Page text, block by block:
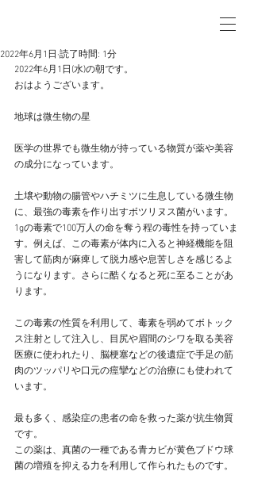
2022年6月1日 読了時間: 1分
2022年6月1日(水)の朝です。
おはようございます。
地球は微生物の星
医学の世界でも微生物が持っている物質が薬や美容
の成分になっています。
土壌や動物の腸管やハチミツに生息している微生物
に、最強の毒素を作り出すボツリヌス菌がいます。
1gの毒素で100万人の命を奪う程の毒性を持っていま
す。例えば、この毒素が体内に入ると神経機能を阻
害して筋肉が麻痺して脱力感や息苦しさを感じるよ
うになります。さらに酷くなると死に至ることがあ
ります。
この毒素の性質を利用して、毒素を弱めてボトック
ス注射として注入し、目尻や眉間のシワを取る美容
医療に使われたり、脳梗塞などの後遺症で手足の筋
肉のツッパリや口元の痙攣などの治療にも使われて
います。
最も多く、感染症の患者の命を救った薬が抗生物質
です。
この薬は、真菌の一種である青カビが黄色ブドウ球
菌の増殖を抑える力を利用して作られたものです。